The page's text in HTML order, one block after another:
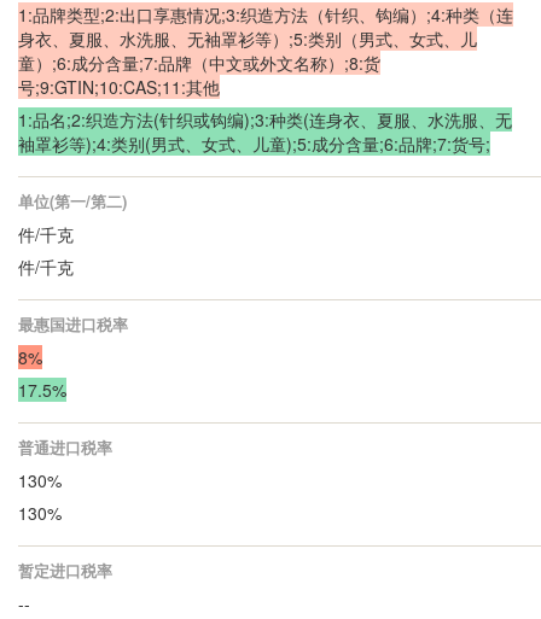
1:品牌类型;2:出口享惠情况;3:织造方法（针织、钩编）;4:种类（连
身衣、夏服、水洗服、无袖罩衫等）;5:类别（男式、女式、儿
童）;6:成分含量;7:品牌（中文或外文名称）;8:货
号;9:GTIN;10:CAS;11:其他
1:品名;2:织造方法(针织或钩编);3:种类(连身衣、夏服、水洗服、无
袖罩衫等);4:类别(男式、女式、儿童);5:成分含量;6:品牌;7:货号;
单位(第一/第二)
件/千克
件/千克
最惠国进口税率
8%
17.5%
普通进口税率
130%
130%
暂定进口税率
--